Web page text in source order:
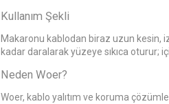
Kullanım Şekli
Makaronu kablodan biraz uzun kesin,
kadar daralarak yüzeye sıkıca oturur;
Neden Woer?
Woer, kablo yalıtım ve koruma